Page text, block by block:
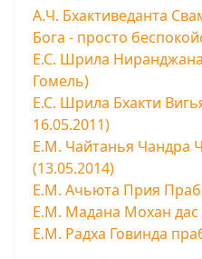
A.Ч. Бхактиведанта
Бога - просто
Е.С. Шрила
Гомель)
Е.С. Шрила Бхакти
16.05.2011)
Е.М. Чайтанья Чандра
(13.05.2014)
Е.М. Ачьюта Прия
Е.М. Мадана Мохан дас
Е.М. Радха Говинда